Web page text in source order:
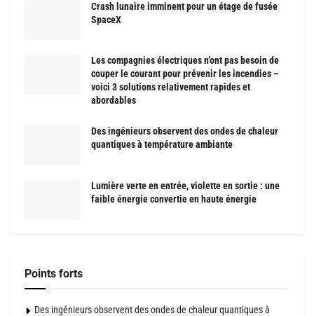
Crash lunaire imminent pour un étage de fusée
SpaceX
Les compagnies électriques n’ont pas besoin de
couper le courant pour prévenir les incendies –
voici 3 solutions relativement rapides et
abordables
Des ingénieurs observent des ondes de chaleur
quantiques à température ambiante
Lumière verte en entrée, violette en sortie : une
faible énergie convertie en haute énergie
Points forts
Des ingénieurs observent des ondes de chaleur quantiques à